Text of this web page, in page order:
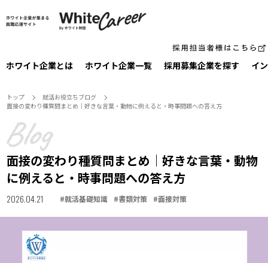
ホワイト企業とは ホワイト企業一覧 採⽤募集企業を探す イ
トップ
就活お役⽴ちブログ
面接の変わり種質問まとめ｜好きな言葉・動物に例えると・時事問題への答え方
面接の変わり種質問まとめ｜好きな言葉・動物
に例えると・時事問題への答え方
2026.04.21 #就活基礎知識 #書類対策 #面接対策